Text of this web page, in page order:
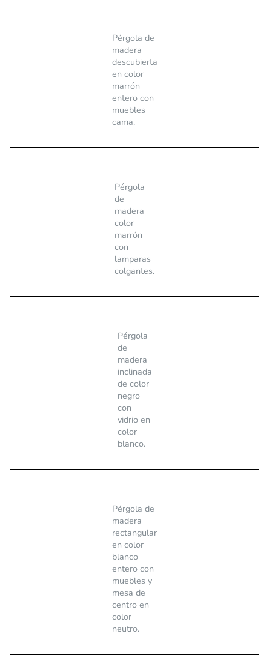
Pérgola de
madera
descubierta
en color
marrón
entero con
muebles
cama.
Pérgola
de
madera
color
marrón
con
lamparas
colgantes.
Pérgola
de
madera
inclinada
de color
negro
con
vidrio en
color
blanco.
Pérgola de
madera
rectangular
en color
blanco
entero con
muebles y
mesa de
centro en
color
neutro.